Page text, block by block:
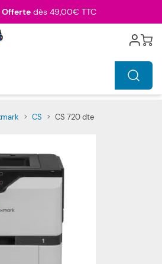
Offertedès 49,00€ TTC
Cart
> CS > CS 720 dte